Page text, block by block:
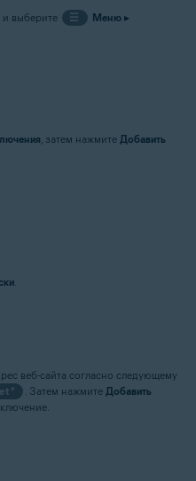
и выберите ☰ Меню▸
, затем нажмите Добавить
веб-сайта согласно следующему
. Затем нажмите Добавить